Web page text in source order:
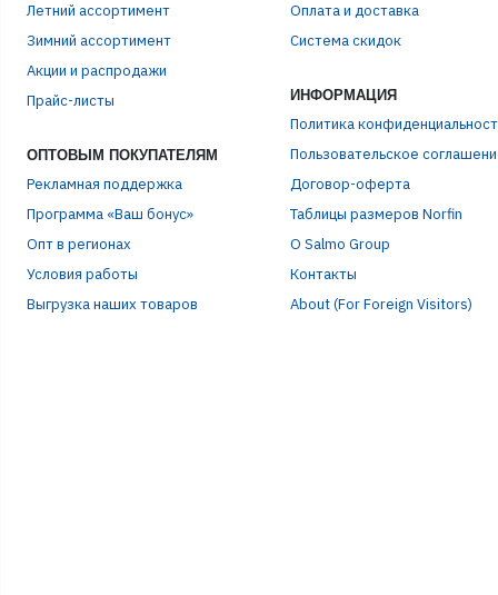
Летний ассортимент
Зимний ассортимент
Акции и распродажи
Прайс-листы
ОПТОВЫМ ПОКУПАТЕЛЯМ
Рекламная поддержка
Программа «Ваш бонус»
Опт в регионах
Условия работы
Выгрузка наших товаров
Оплата и доставка
Система скидок
ИНФОРМАЦИЯ
Политика
Пользовательское
Договор-оферта
Таблицы размеров Norfin
О Salmo Group
Контакты
About (For Foreign Visitors)